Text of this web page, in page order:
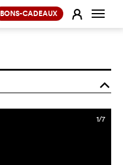
BONS-CADEAUX E
o
1/7